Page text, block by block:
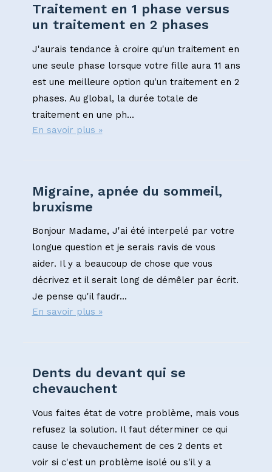
Traitement en 1 phase versus
un traitement en 2 phases
J'aurais tendance à croire qu'un traitement en
une seule phase lorsque votre fille aura 11 ans
est une meilleure option qu'un traitement en 2
phases. Au global, la durée totale de
traitement en une ph...
En savoir plus »
Migraine, apnée du sommeil,
bruxisme
Bonjour Madame, J'ai été interpelé par votre
longue question et je serais ravis de vous
aider. Il y a beaucoup de chose que vous
décrivez et il serait long de démêler par écrit.
Je pense qu'il faudr...
En savoir plus »
Dents du devant qui se
chevauchent
Vous faites état de votre problème, mais vous
refusez la solution. Il faut déterminer ce qui
cause le chevauchement de ces 2 dents et
voir si c'est un problème isolé ou s'il y a